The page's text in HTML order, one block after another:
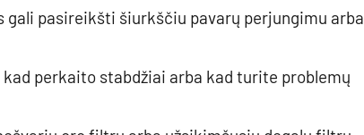
gali pasireikšti šiurkščiu pavarų perjungimu arba
perkaito stabdžiai arba kad turite problemų